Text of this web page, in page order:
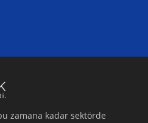
zamana kadar sektörde